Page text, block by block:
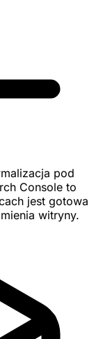
pod
Console to
jest gotowa
witryny.